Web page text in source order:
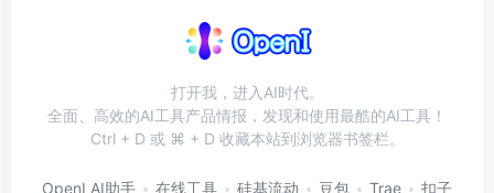
打开我，进入AI时代。
全面、高效的AI工具产品情报，发现和使用最酷的AI工具！
Ctrl + D 或 ⌘ + D 收藏本站到浏览器书签栏。
OpenI AI助手 在线工具 硅基流动 豆包 Trae 扣子